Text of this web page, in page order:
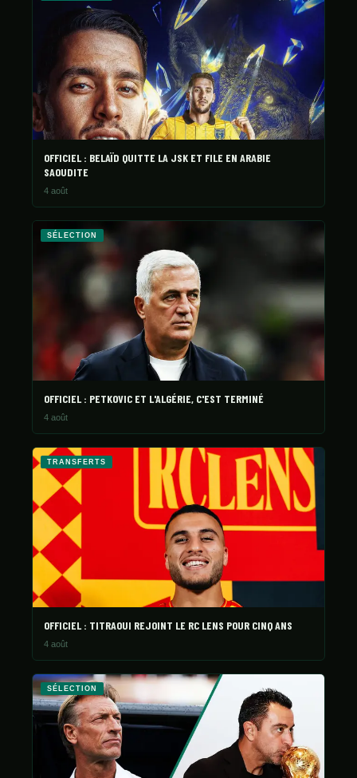
OFFICIEL : BELAÏD QUITTE LA JSK ET FILE EN ARABIE
SAOUDITE
4 août
SÉLECTION
OFFICIEL : PETKOVIC ET L'ALGÉRIE, C'EST TERMINÉ
4 août
TRANSFERTS
OFFICIEL : TITRAOUI REJOINT LE RC LENS POUR CINQ ANS
4 août
SÉLECTION